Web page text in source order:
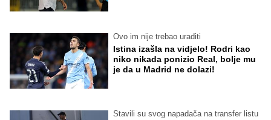
Ovo im nije trebao uraditi
Istina izašla na vidjelo! Rodri kao
niko nikada ponizio Real, bolje mu
je da u Madrid ne dolazi!
Stavili su svog napadača na transfer listu